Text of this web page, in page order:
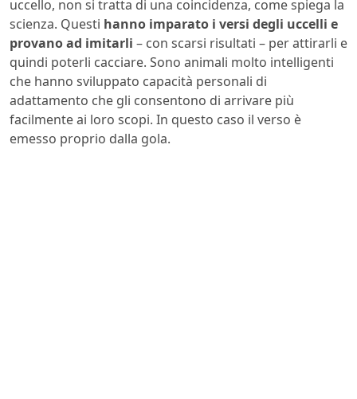
uccello, non si tratta di una coincidenza, come spiega la
scienza. Questi hanno imparato i versi degli uccelli e
provano ad imitarli – con scarsi risultati – per attirarli e
quindi poterli cacciare. Sono animali molto intelligenti
che hanno sviluppato capacità personali di
adattamento che gli consentono di arrivare più
facilmente ai loro scopi. In questo caso il verso è
emesso proprio dalla gola.